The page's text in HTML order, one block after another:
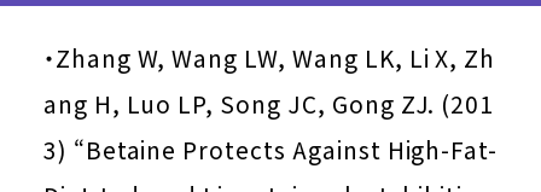
・Zhang W, Wang LW, Wang LK, Li X, Zh
ang H, Luo LP, Song JC, Gong ZJ. (201
3) “Betaine Protects Against High-Fat-